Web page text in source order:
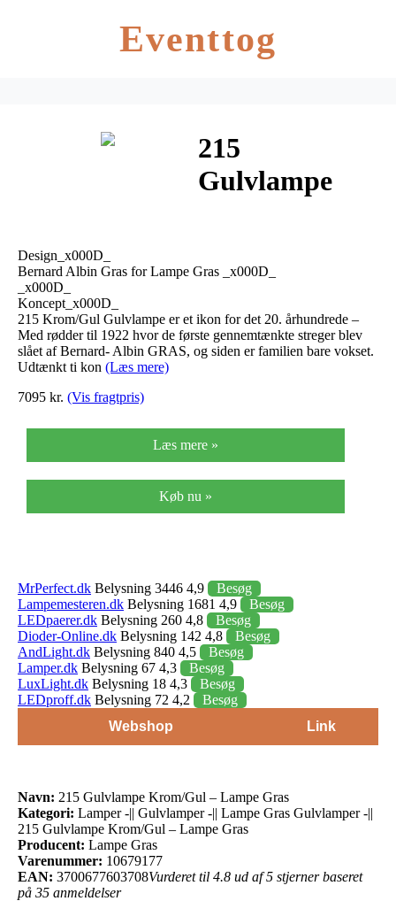
Eventtog
215
Gulvlampe
Design_x000D_
Bernard Albin Gras for Lampe Gras _x000D_
_x000D_
Koncept_x000D_
215 Krom/Gul Gulvlampe er et ikon for det 20. århundrede –
Med rødder til 1922 hvor de første gennemtænkte streger blev
slået af Bernard- Albin GRAS, og siden er familien bare vokset.
Udtænkt ti kon (Læs mere)
7095 kr. (Vis fragtpris)
Læs mere »
Køb nu »
MrPerfect.dk Belysning 3446 4,9
Besøg
Lampemesteren.dk Belysning 1681 4,9
Besøg
LEDpaerer.dk Belysning 260 4,8
Besøg
Dioder-Online.dk Belysning 142 4,8
Besøg
AndLight.dk Belysning 840 4,5
Besøg
Lamper.dk Belysning 67 4,3
Besøg
LuxLight.dk Belysning 18 4,3
Besøg
LEDproff.dk Belysning 72 4,2
Besøg
Webshop
Link
Navn: 215 Gulvlampe Krom/Gul – Lampe Gras
Kategori: Lamper -|| Gulvlamper -|| Lampe Gras Gulvlamper -||
215 Gulvlampe Krom/Gul – Lampe Gras
Producent: Lampe Gras
Varenummer: 10679177
EAN: 3700677603708Vurderet til 4.8 ud af 5 stjerner baseret
på 35 anmeldelser